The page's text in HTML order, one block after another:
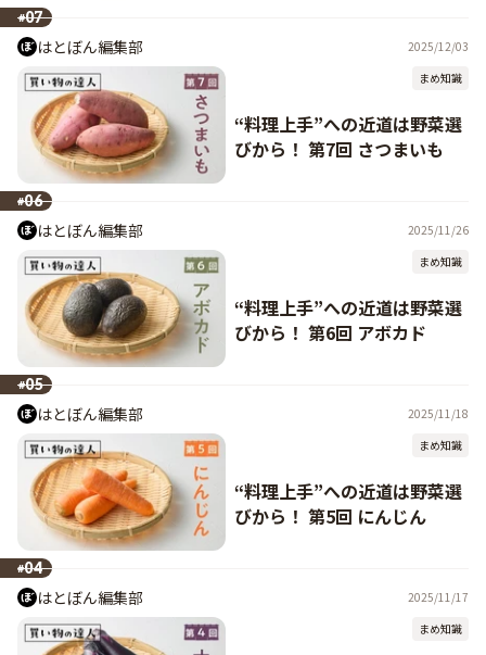
はとぼん編集部
2025/12/03
まめ知識
#07
“料理上手”への近道は野菜選
びから！ 第7回 さつまいも
はとぼん編集部
2025/11/26
まめ知識
#06
“料理上手”への近道は野菜選
びから！ 第6回 アボカド
はとぼん編集部
2025/11/18
まめ知識
#05
“料理上手”への近道は野菜選
びから！ 第5回 にんじん
はとぼん編集部
2025/11/17
まめ知識
#04